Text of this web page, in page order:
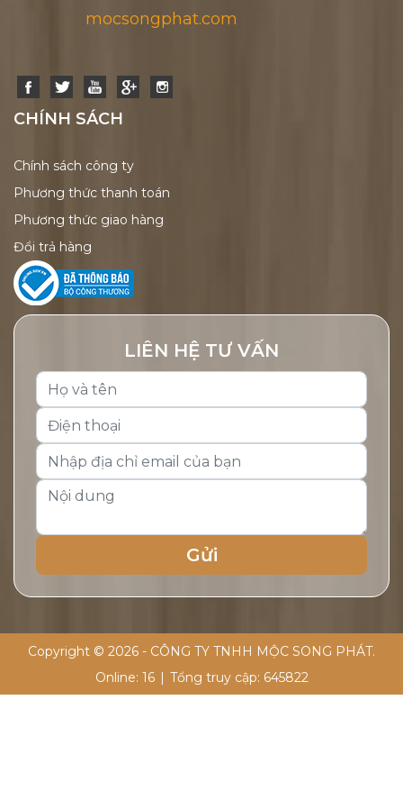
mocsongphat.com
CHÍNH SÁCH
Chính sách công ty
Phương thức thanh toán
Phương thức giao hàng
Đổi trả hàng
LIÊN HỆ TƯ VẤN
Copyright © 2026 - CÔNG TY TNHH MỘC SONG PHÁT.
Online: 16 Tổng truy cập: 645822